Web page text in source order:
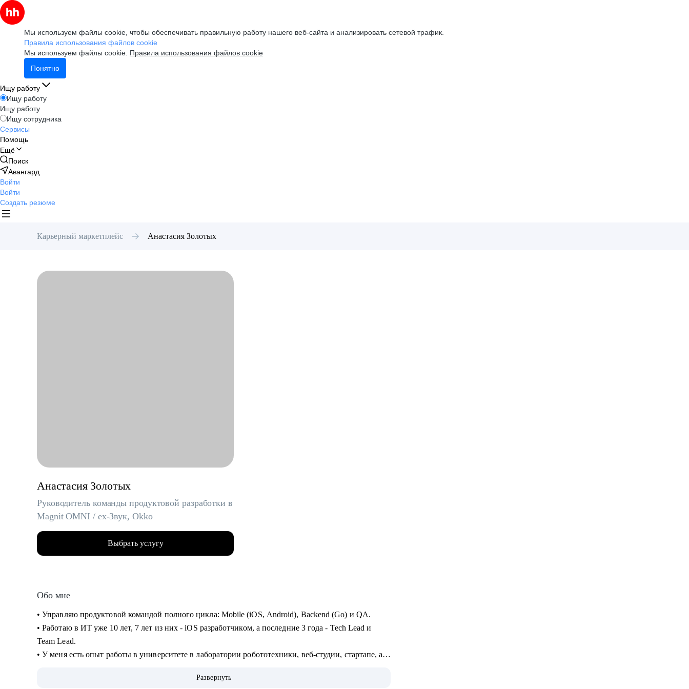
Мы используем файлы cookie, чтобы обеспечивать правильную работу нашего веб-сайта и анализировать сетевой трафик.
Правила использования файлов cookie
Мы используем файлы cookie. Правила использования файлов cookie
Понятно
Ищу работу
Ищу работу
Ищу работу
Ищу сотрудника
Сервисы
Помощь
Ещё
Поиск
Авангард
Войти
Войти
Создать резюме
Карьерный маркетплейс Анастасия Золотых
Анастасия Золотых
Руководитель команды продуктовой разработки в
Magnit OMNI / ex-Звук, Okko
Выбрать услугу
Обо мне
• Управляю продуктовой командой полного цикла: Mobile (iOS, Android), Backend (Go) и QA.
• Работаю в ИТ уже 10 лет, 7 лет из них - iOS разработчиком, а последние 3 года - Tech Lead и
Team Lead.
• У меня есть опыт работы в университете в лаборатории робототехники, веб-студии, стартапе, а
• На всех проектах работала с легаси и распиливала монолит с командой - могу помочь
Развернуть